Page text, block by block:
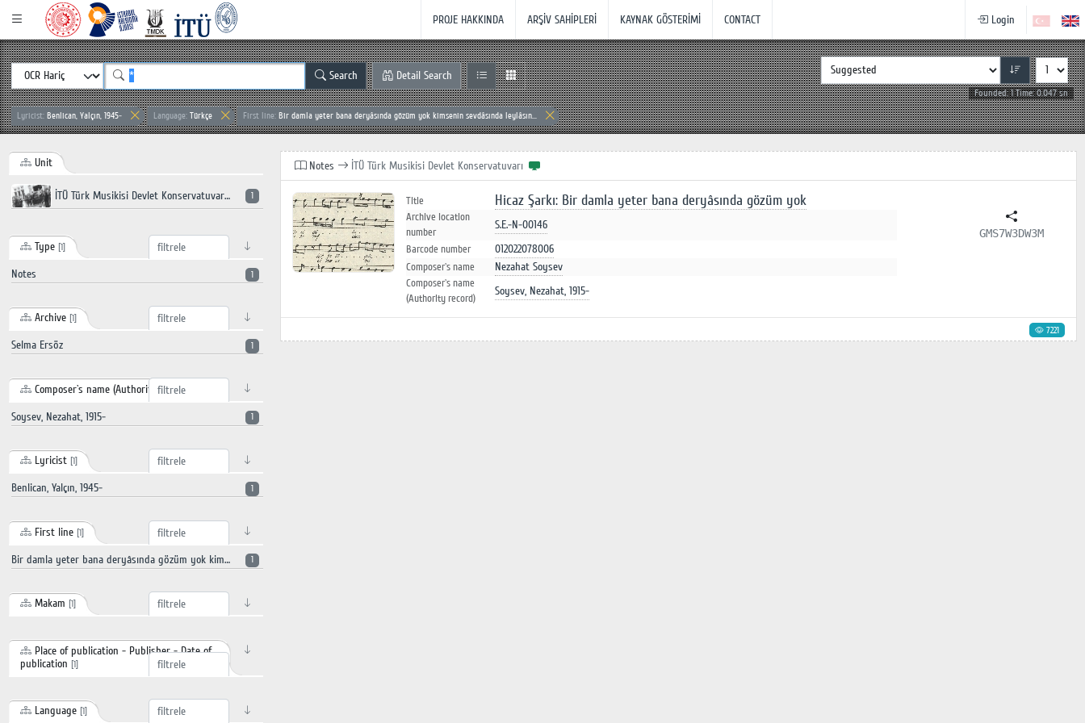
PROJE HAKKINDA ARŞİV SAHİPLERİ KAYNAK GÖSTERİMİ CONTACT Login
Search Detail Search
Lyricist: Benlican, Yalçın, 1945- Language: Türkçe First line: Bir damla yeter bana deryâsında gözüm yok kimsenin sevdâsında leylâsın...
Founded: 1 Time: 0.047 sn
Unit
İTÜ Türk Musikisi Devlet Konservatuvarı 1
Type [1]
Notes 1
Archive [1]
Selma Ersöz 1
Composer`s name (Authority record)
Soysev, Nezahat, 1915- 1
Lyricist [1]
Benlican, Yalçın, 1945- 1
First line [1]
Bir damla yeter bana deryâsında gözüm yok kimsenin sevdâsında leylâsında gözüm yok mâdem felek zulm iin en başa yazmış beni canı çoktan adadım dünyâsında gözüm yok 1
Makam [1]
Place of publication - Publisher - Date of
publication [1]
Language [1]
Notes İTÜ Türk Musikisi Devlet Konservatuvarı
Title Hicaz Şarkı: Bir damla yeter bana deryâsında gözüm yok
Archive location
number
S.E.-N-00146
Barcode number 012022078006
Composer`s name Nezahat Soysev
Composer`s name
(Authority record)
Soysev, Nezahat, 1915-
GMS7W3DW3M
7221